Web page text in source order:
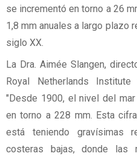
se incrementó en torno a 26
1,8 mm anuales a largo plazo
siglo XX.
La Dra. Aimée Slangen,
Royal Netherlands
"Desde 1900, el nivel del
en torno a 228 mm. Esta
está teniendo gravísimas
costeras bajas, donde las